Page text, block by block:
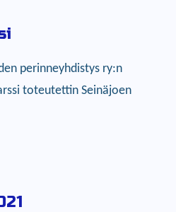
perinneyhdistys ry:n
toteutettin Seinäjoen